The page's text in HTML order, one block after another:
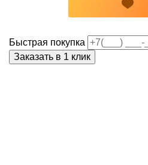
Быстрая покупка